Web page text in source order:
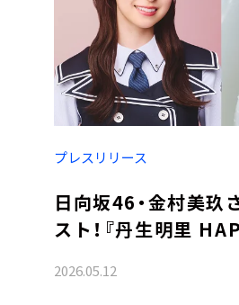
プレスリリース
日向坂46・金村美玖
スト！『丹生明里
2026.05.12